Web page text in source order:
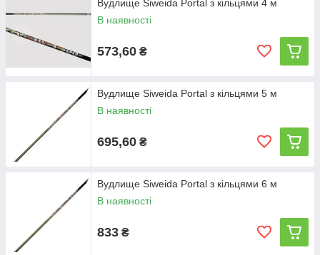
Вудлище Siweida Portal з кільцями 4 м
В наявності
573,60 ₴
Вудлище Siweida Portal з кільцями 5 м
В наявності
695,60 ₴
Вудлище Siweida Portal з кільцями 6 м
В наявності
833 ₴